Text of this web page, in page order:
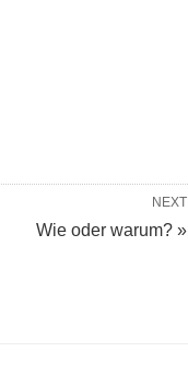
NEXT
Wie oder warum? »